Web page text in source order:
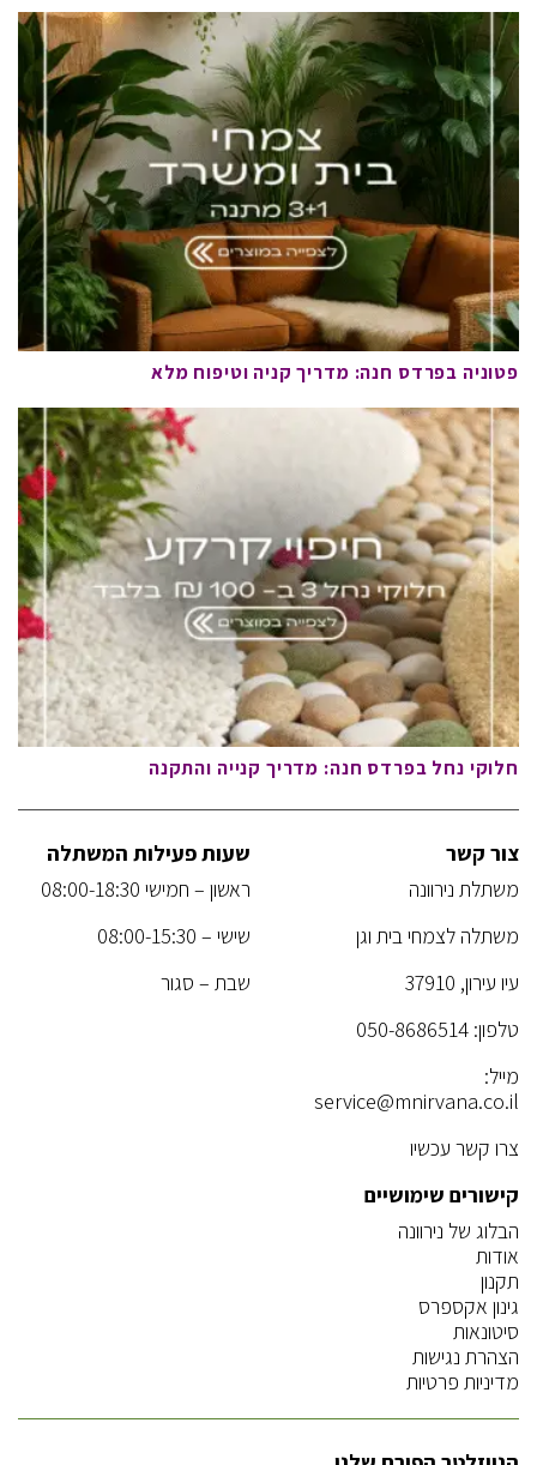
פטוניה בפרדס חנה: מדריך קניה וטיפוח מלא
חלוקי נחל בפרדס חנה: מדריך קנייה והתקנה
צור קשר
משתלת נירוונה
משתלה לצמחי בית וגן
עיו עירון, 37910
טלפון: 050-8686514
מייל:
service@mnirvana.co.il
צרו קשר עכשיו
שעות פעילות המשתלה
ראשון – חמישי 08:00-18:30
שישי – 08:00-15:30
שבת – סגור
קישורים שימושיים
הבלוג של נירוונה
אודות
תקנון
גינון אקספרס
סיטונאות
הצהרת נגישות
מדיניות פרטיות